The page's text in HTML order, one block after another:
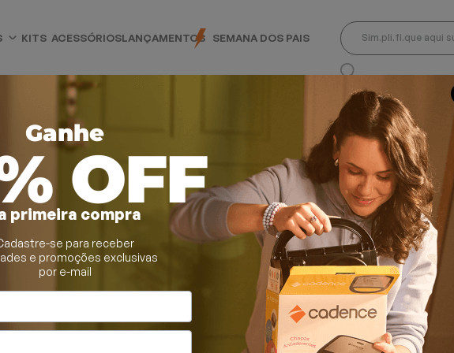
KITS ACESSÓRIOSLANÇAMENTOS SEMANA DOS PAIS
de Cabelo
Ganhe
OFF
primeira compra
se para receber
e promoções exclusivas
por e-mail